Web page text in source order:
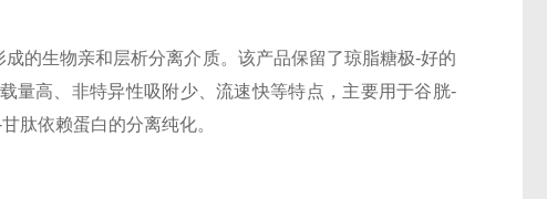
的生物亲和层析分离介质。该产品保留了琼脂糖极-好的
量高、非特异性吸附少、流速快等特点，主要用于谷胱-
肽依赖蛋白的分离纯化。